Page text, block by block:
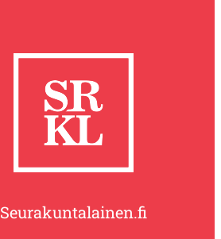
Seurakuntalainen.fi